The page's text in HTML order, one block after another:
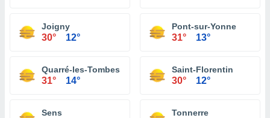
Joigny
30° 12°
Pont-sur-Yonne
31° 13°
Quarré-les-Tombes
31° 14°
Saint-Florentin
30° 12°
Sens Tonnerre